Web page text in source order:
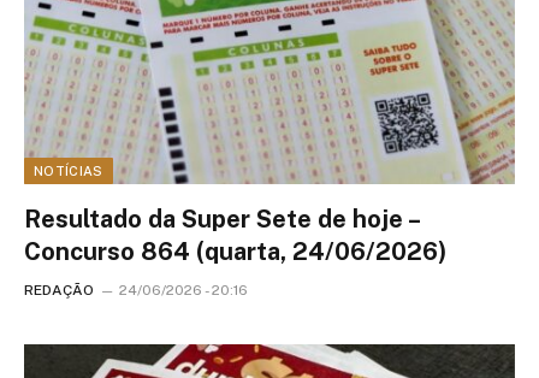
NOTÍCIAS
Resultado da Super Sete de hoje –
Concurso 864 (quarta, 24/06/2026)
REDAÇÃO 24/06/2026 - 20:16